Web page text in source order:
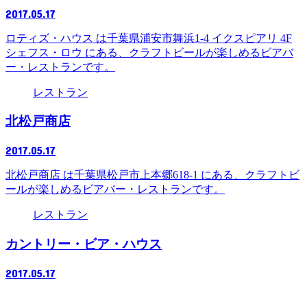
2017.05.17
ロティズ・ハウス は千葉県浦安市舞浜1-4 イクスピアリ 4F
シェフス・ロウ にある、クラフトビールが楽しめるビアバ
ー・レストランです。
レストラン
北松戸商店
2017.05.17
北松戸商店 は千葉県松戸市上本郷618-1 にある、クラフトビ
ールが楽しめるビアバー・レストランです。
レストラン
カントリー・ビア・ハウス
2017.05.17